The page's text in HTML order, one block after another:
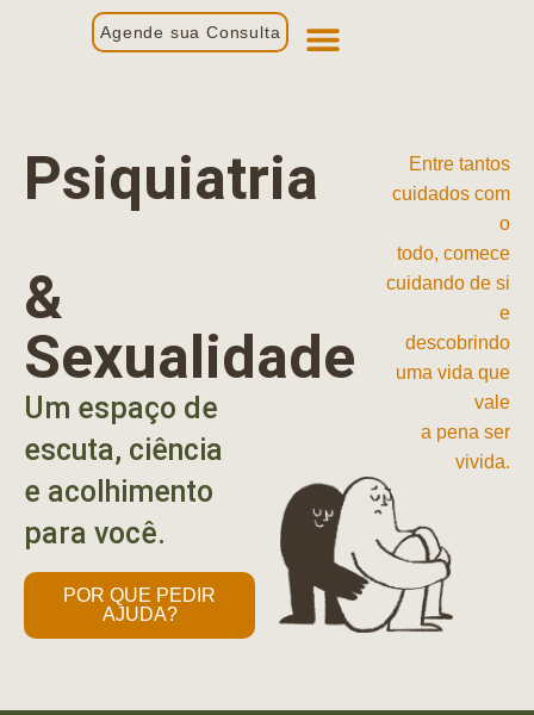
Agende sua Consulta
Psiquiatria
&
Sexualidade
Um espaço de
escuta, ciência
e acolhimento
para você.
POR QUE PEDIR
AJUDA?
Entre tantos
cuidados com
o
todo, comece
cuidando de si
e
descobrindo
uma vida que
vale
a pena ser
vivida.